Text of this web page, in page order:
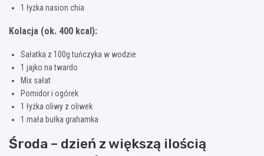
1 łyżka nasion chia
Kolacja (ok. 400 kcal):
Sałatka z 100g tuńczyka w wodzie
1 jajko na twardo
Mix sałat
Pomidor i ogórek
1 łyżka oliwy z oliwek
1 mała bułka grahamka
Środa – dzień z większą ilością